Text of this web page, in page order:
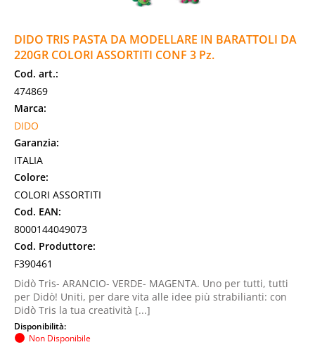
DIDO TRIS PASTA DA MODELLARE IN BARATTOLI DA
220GR COLORI ASSORTITI CONF 3 Pz.
Cod. art.:
474869
Marca:
DIDO
Garanzia:
ITALIA
Colore:
COLORI ASSORTITI
Cod. EAN:
8000144049073
Cod. Produttore:
F390461
Didò Tris- ARANCIO- VERDE- MAGENTA. Uno per tutti, tutti
per Didò! Uniti, per dare vita alle idee più strabilianti: con
Didò Tris la tua creatività [...]
Disponibilità:
Non Disponibile